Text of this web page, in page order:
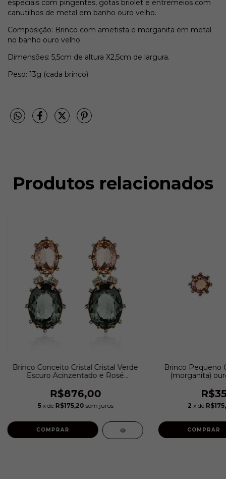
especiais com pingentes, gotas briolet e entremeios com
canutilhos de metal em banho ouro velho.
Composição: Brinco com ametista e morganita em metal
no banho ouro velho.
Dimensões: 5,5cm de altura X2,5cm de largura.
Peso: 13g (cada brinco)
Produtos relacionados
Brinco Conceito Cristal Cristal Verde
Escuro Acinzentado e Rosé
Arbex
R$876,00
5 x de R$175,20 sem juros
COMPRAR
Brinco Pequeno
(morganita)
2 x de